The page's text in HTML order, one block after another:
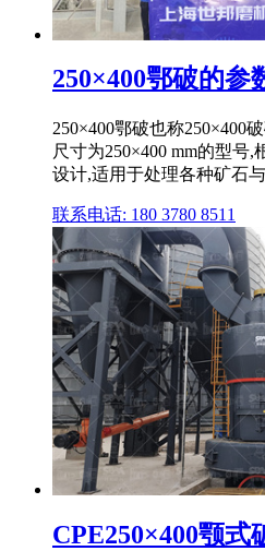
250×400鄂破的参
250×400鄂破也称250×400
尺寸为250×400 mm的型号
设计,适用于处理各种矿石
联系电话: 180 3780 8511
CPE250×400颚式